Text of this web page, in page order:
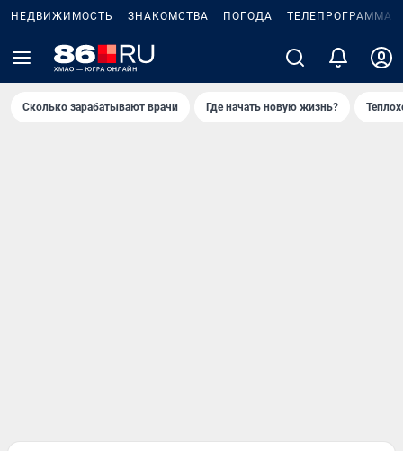
НЕДВИЖИМОСТЬ ЗНАКОМСТВА ПОГОДА ТЕЛЕПРОГРАММА
Сколько зарабатывают врачи Где начать новую жизнь?